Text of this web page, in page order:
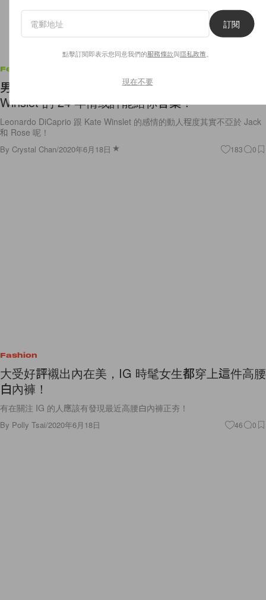
Features
男女沒有純友誼？Leonardo DiCaprio 跟 Kate
Winslet 的 24 年情或許能給你答案！
Leonardo DiCaprio 跟 Kate Winslet 的感情的動人程度其實不亞於 Jack
和 Rose 呢！
By Crystal Chan/2020年6月18日 183 0
Fashion
大受好評襯出內在美，IG 時髦女生都穿上這件高腰
白內褲！
有在關注 IG 的人應該有發現最近高腰白內褲正夯！
By Polly Tsai/2020年6月18日 46 0
訂閱
點擊訂閱即表示您同意我們的服務條款與隱私政策
現在不要